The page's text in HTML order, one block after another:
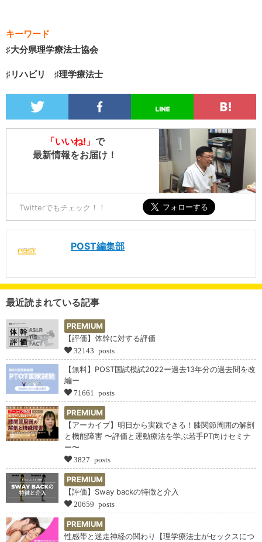
キーワード
♯大分県理学療法士協会
♯リハビリ ♯理学療法士
「いいね!」 で
最新情報をお届け！
Twitterでもチェック！！
POST編集部
最近読まれている記事
PREMIUM
【評価】体幹に対する評価
32143 posts
【無料】POST国試模試2022ー過去13年分の過去問を改
編ー
71661 posts
PREMIUM
【アーカイブ】明日から実践できる！膝関節周囲の解剖
と機能障害 〜評価と運動療法を学ぶ若手PT向けセミナ
ー〜
3827 posts
PREMIUM
【評価】Sway backの特徴と介入
20659 posts
PREMIUM
性感帯と迷走神経の関わり【理学療法士がセックスにつ